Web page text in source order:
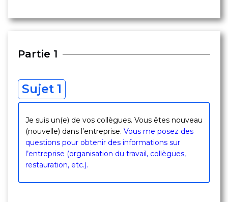
Partie 1
Sujet 1
Je suis un(e) de vos collègues. Vous êtes nouveau
(nouvelle) dans l’entreprise. Vous me posez des
questions pour obtenir des informations sur
l’entreprise (organisation du travail, collègues,
restauration, etc.).